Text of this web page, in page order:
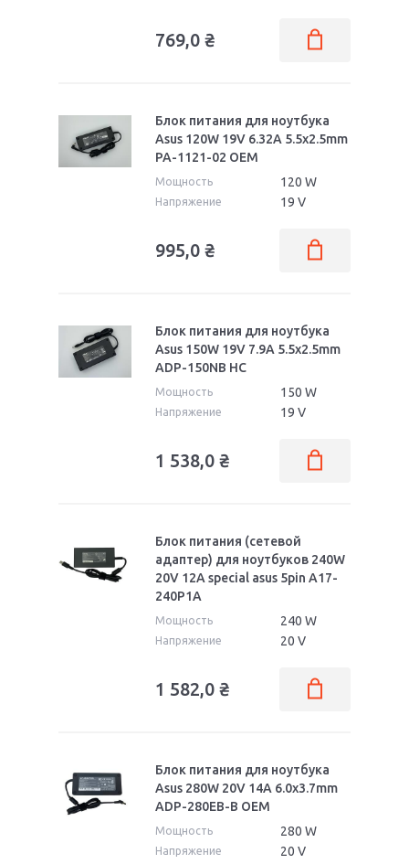
769,0 ₴
Блок питания для ноутбука
Asus 120W 19V 6.32A 5.5x2.5mm
PA-1121-02 OEM
Мощность 120 W
Напряжение 19 V
995,0 ₴
Блок питания для ноутбука
Asus 150W 19V 7.9A 5.5x2.5mm
ADP-150NB HC
Мощность 150 W
Напряжение 19 V
1 538,0 ₴
Блок питания (сетевой
адаптер) для ноутбуков 240W
20V 12A special asus 5pin A17-
240P1A
Мощность 240 W
Напряжение 20 V
1 582,0 ₴
Блок питания для ноутбука
Asus 280W 20V 14A 6.0x3.7mm
ADP-280EB-B OEM
Мощность 280 W
Напряжение 20 V